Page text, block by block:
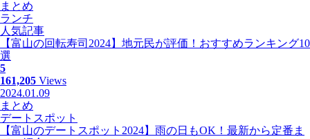
まとめ
ランチ
人気記事
【富山の回転寿司2024】地元民が評価！おすすめランキング10
選
5
161,205 Views
2024.01.09
まとめ
デートスポット
【富山のデートスポット2024】雨の日もOK！最新から定番ま